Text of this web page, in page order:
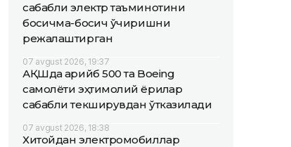
сабабли электр таъминотини
босқичма-босқич ўчиришни
режалаштирган
07 avgust 2026, 19:37
АҚШда қарийб 500 та Boeing
самолёти эҳтимолий ёриқлар
сабабли текширувдан ўтказилади
07 avgust 2026, 18:38
Хитойдан электромобиллар